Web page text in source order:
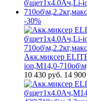
-30%
Акк.миксер
ion,М14,0-
10 430 руб. 14